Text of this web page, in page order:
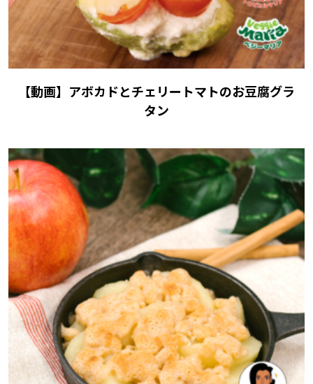
【動画】アボカドとチェリートマトのお豆腐グラ
タン